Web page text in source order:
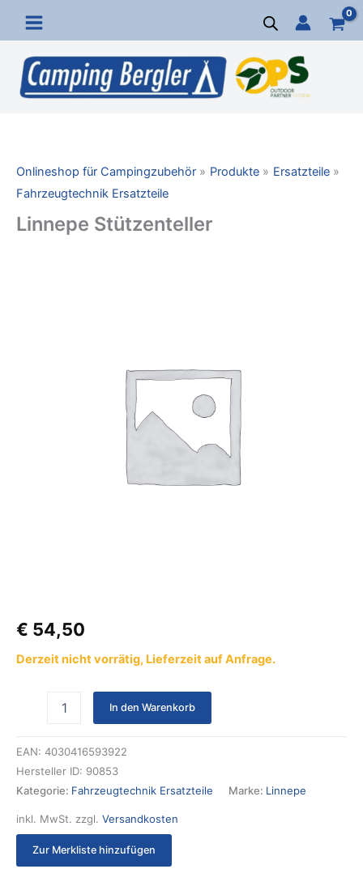
Inhalt
springen
Onlineshop für Campingzubehör Produkte
Ersatzteile
Fahrzeugtechnik Ersatzteile
Linnepe Stützenteller
€ 54,50
Derzeit nicht vorrätig, Lieferzeit auf Anfrage.
In den Warenkorb
EAN: 4030416593922
Hersteller ID: 90853
Kategorie: Fahrzeugtechnik Ersatzteile Marke: Linnepe
inkl. MwSt. zzgl. Versandkosten
Zur Merkliste hinzufügen